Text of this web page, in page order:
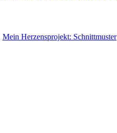
Mein Herzensprojekt: Schnittmuster